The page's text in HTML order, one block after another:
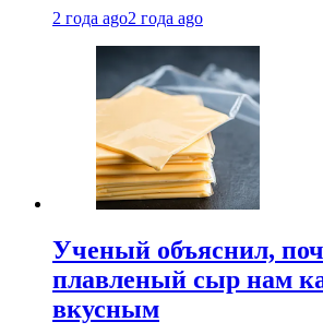
2 года ago2 года ago
Ученый объяснил,
плавленый сыр нам
вкусным